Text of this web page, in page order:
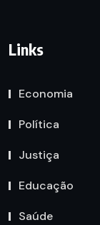
Links
Economia
Política
Justiça
Educação
Saúde